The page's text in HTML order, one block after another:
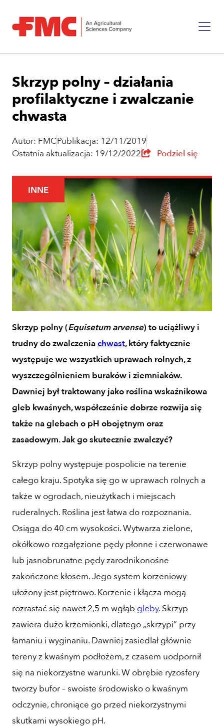
Skrzyp polny – działania
profilaktyczne i zwalczanie
chwasta
Autor: FMCPublikacja: 12/11/2019
Ostatnia aktualizacja: 19/12/2022
Podziel się
INNE
Skrzyp polny (Equisetum arvense) to uciążliwy i
trudny do zwalczeniachwast, który faktycznie
występuje we wszystkich uprawach rolnych, z
wyszczególnieniem buraków i ziemniaków.
Dawniej był traktowany jako roślina wskaźnikowa
gleb kwaśnych, współcześnie dobrze rozwija się
także na glebach o pH obojętnym oraz
zasadowym. Jak go skutecznie zwalczyć?
Skrzyp polny występuje pospolicie na terenie
całego kraju. Spotyka się go w uprawach rolnych a
także w ogrodach, nieużytkach i miejscach
ruderalnych. Roślina jest łatwa do rozpoznania.
Osiąga do 40 cm wysokości. Wytwarza zielone,
okółkowo rozgałęzione pędy płonne i czerwonawe
lub jasnobrunatne pędy zarodnikonośne
zakończone kłosem. Jego system korzeniowy
ułożony jest piętrowo. Korzenie i kłącza mogą
rozrastać się nawet 2,5 m wgłąb gleby. Skrzyp
zawiera dużo krzemionki, dlatego „skrzypi” przy
łamaniu i wyginaniu. Dawniej zasiedlał głównie
tereny z kwaśnym podłożem, z czasem uodpornił
się na niekorzystne warunki. W obrębie ryzosfery
tworzy bufor – swoiste środowisko o kwaśnym
odczynie, chroniące go przed niekorzystnymi
skutkami wysokiego pH.